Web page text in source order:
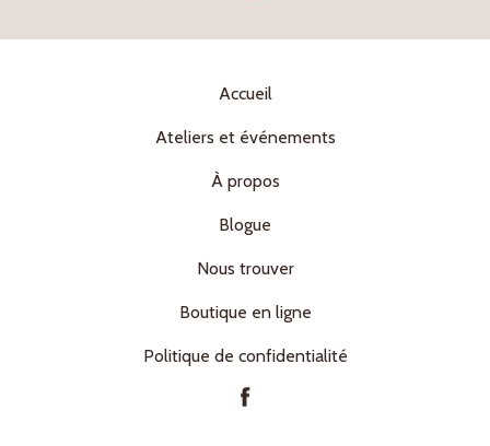
Accueil
Ateliers et événements
À propos
Blogue
Nous trouver
Boutique en ligne
Politique de confidentialité